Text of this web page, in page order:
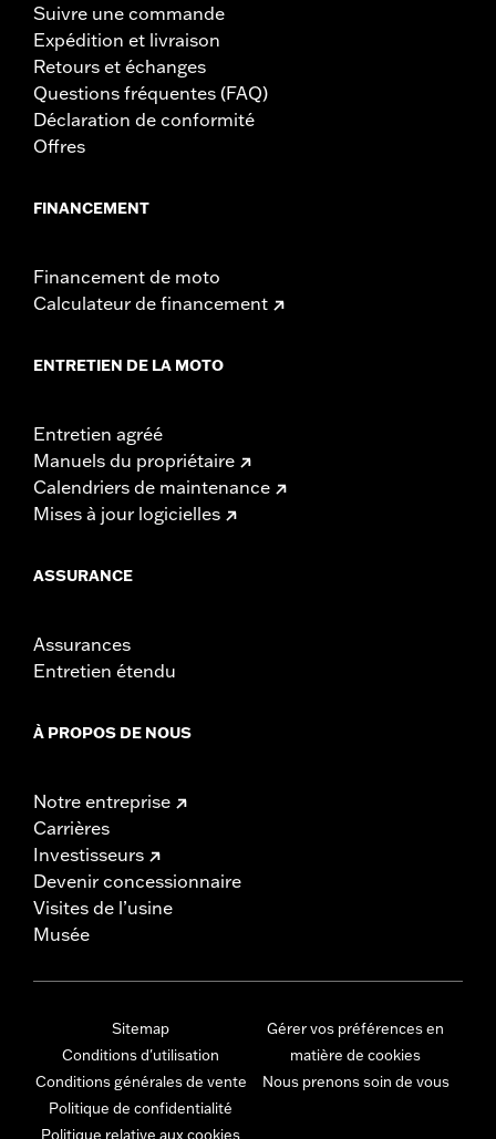
Suivre une commande
Expédition et livraison
Retours et échanges
Questions fréquentes (FAQ)
Déclaration de conformité
Offres
FINANCEMENT
Financement de moto
Calculateur de financement
ENTRETIEN DE LA MOTO
Entretien agréé
Manuels du propriétaire
Calendriers de maintenance
Mises à jour logicielles
ASSURANCE
Assurances
Entretien étendu
À PROPOS DE NOUS
Notre entreprise
Carrières
Investisseurs
Devenir concessionnaire
Visites de l’usine
Musée
Sitemap
Conditions d'utilisation
Conditions générales de vente
Politique de confidentialité
Politique relative aux cookies
Gérer vos préférences en
matière de cookies
Nous prenons soin de vous